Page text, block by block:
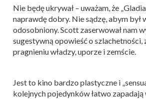
Nie będę ukrywał – uważam, że
naprawdę dobry. Nie sądzę, abym był
odosobniony. Scott zaserwował nam
sugestywną opowieść o szlachetności,
pragnieniu władzy, uporze i zemście.
Jest to kino bardzo plastyczne i
kolejnych pojedynków łatwo zapadają